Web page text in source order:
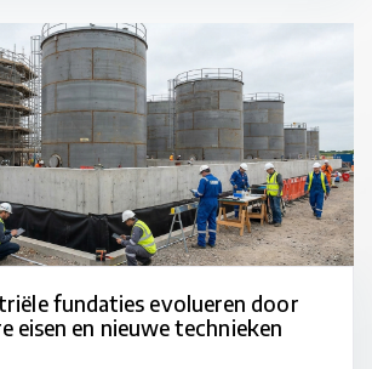
fundaties evolueren door
eisen en nieuwe technieken